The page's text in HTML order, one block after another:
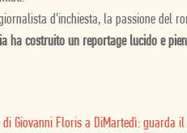
d'inchiesta, la passione del
ha costruito un reportage lucido e
Giovanni Floris a DiMartedì: guarda il